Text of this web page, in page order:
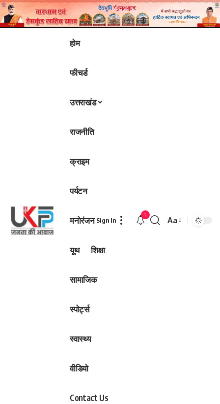
होम
फीचर्ड
उत्तराखंड
राजनीति
क्राइम
पर्यटन
मनोरंजन
यूथ शिक्षा
सामाजिक
स्पोर्ट्स
स्वास्थ्य
वीडियो
Contact Us
Sign In
1
Font
Aa